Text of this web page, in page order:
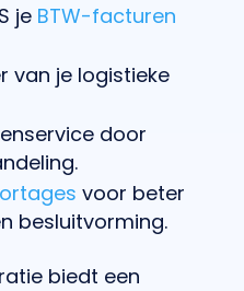
je BTW-facturen
van je logistieke
door
voor beter
besluitvorming.
biedt een